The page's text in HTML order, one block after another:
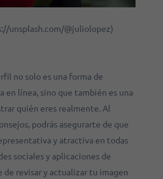
unsplash.com/@juliolopez)
no solo es una forma de
en línea, sino que también es una
quién eres realmente. Al
podrás asegurarte de que
y atractiva en todas
sociales y aplicaciones de
de revisar y actualizar tu imagen